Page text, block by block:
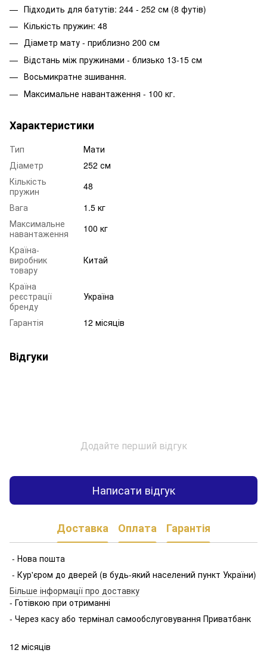
Підходить для батутів: 244 - 252 см (8 футів)
Кількість пружин: 48
Діаметр мату - приблизно 200 см
Відстань між пружинами - близько 13-15 см
Восьмикратне зшивання.
Максимальне навантаження - 100 кг.
Характеристики
Тип
Мати
Діаметр
252 см
Кількість
пружин
48
Вага
1.5 кг
Максимальне
навантаження
100 кг
Країна-
виробник
товару
Китай
Країна
реєстрації
бренду
Україна
Гарантія 12 місяців
Відгуки
Додайте перший відгук
Написати відгук
Доставка Оплата Гарантія
- Нова пошта
- Кур'єром до дверей (в будь-який населений пункт України)
Більше інформації про доставку
- Готівкою при отриманні
- Через касу або термінал самообслуговування Приватбанк
12 місяців